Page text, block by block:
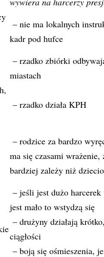
– nie ma lokalnych
kadr pod hufce
– rzadko zbiórki
miastach
– rzadko działa KPH
– rodzice za bardzo
ma się czasami wrażenie,
bardziej zależy niż
– jeśli jest dużo
jest mało to wstydzą się
– drużyny działają
ciągłości
– boją się ośmieszenia,